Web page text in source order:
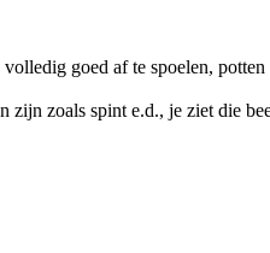
goed af te spoelen,
zoals spint e.d., je ziet die